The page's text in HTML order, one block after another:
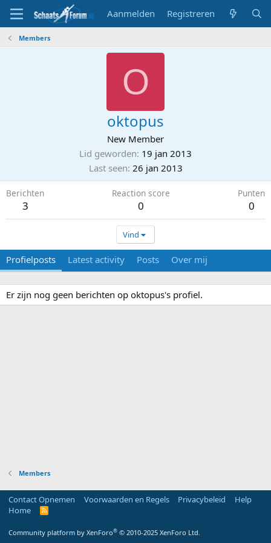
Aanmelden Registreren
Members
O
oktopus
New Member
Lid geworden 19 jan 2013
Last seen 26 jan 2013
Berichten
3
Reaction score
0
Punten
0
Vind
Profielposts Latest activity Posts Over mij
Er zijn nog geen berichten op oktopus's profiel.
Members
Contact Opnemen Voorwaarden en Regels Privacybeleid
Help
Home
R
Community platform by XenForo® © 2010-2025 XenForo Ltd.